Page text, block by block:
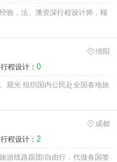
验，法、澳资深行程设计师，顾
绵阳
行程设计： 0
观光 组织国内公民赴全国各地旅
成都
行程设计： 2
游线路跟团/自由行，代做各国签